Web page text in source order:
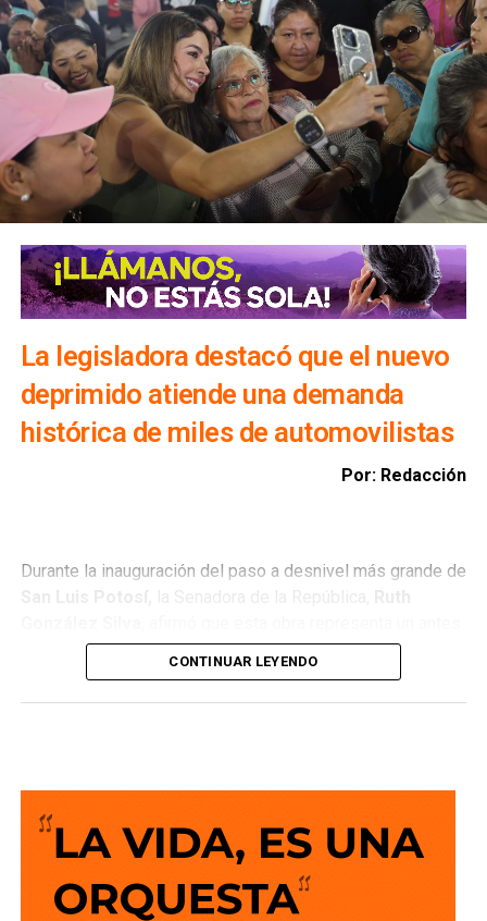
Precisó que, en caso de que algún embalse alcance el 90
por ciento de su capacidad, un comité técnico determinará
la realización de desfogues controlados para proteger
viviendas, infraestructura y bienes materiales de la
población.
bulevar Río Santiago durante las lluvias, ya que los
colectores pluviales descargan directamente hacia esa
vialidad, incrementando el riesgo para automovilistas y
La legisladora destacó que el nuevo
deprimido atiende una demanda
histórica de miles de automovilistas
Por: Redacción
Durante la inauguración del paso a desnivel más grande de
y un después para la movilidad del estado al consolidar a
San Luis Potosí como una de las entidades con mayor
desarrollo en infraestructura del país, resultado de cinco
permitirá reducir significativamente los tiempos de
traslado, lo que se traduce en una mejor calidad de vida
para las familias potosinas, al disponer de más tiempo
para convivir, además de fortalecer la competitividad del
CONTINUAR LEYENDO